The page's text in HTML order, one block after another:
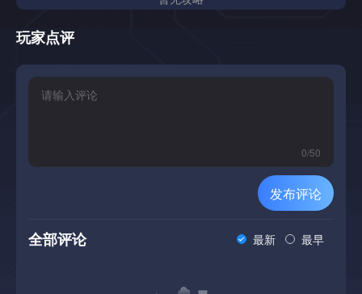
剪把一只羊毛重的母羊放进棚子里，剪刀就出来了。剪毛是一
种动手的迷你游戏: 夹住羊毛，看着它在尘土中剥落，然后追
逐干净，高档的切口。动物越精细，您的工作越整洁，您的羊
毛在市场上的价值就越大。建立一个更好的羊群卖掉你的羊
毛，然后把钱投入工作。在牲畜市场上购买新鲜的牲畜，或者
雅各布，每种都有自己的外观和气质。随着羊群的增长，研磨
不会; 当您想要手工艺品时，请手动剪切，或者让棚子和低谷
滴答作响，以便您可以专注于牛群。通过设计专注于工作中的
山地农场的所有深度; 放牧，畜牧业，羊毛以及将它们联系在
一起的经济; 以干净，简约的自上而下的风格。一个完整的，
令人满意的循环，你可以安顿一个晚上，真正掌握了几个。未
来的旅程从几只羊和一个小田野开始，然后一路向上: 更多的
玩家点评
0/50
发布评论
全部评论 最新 最早